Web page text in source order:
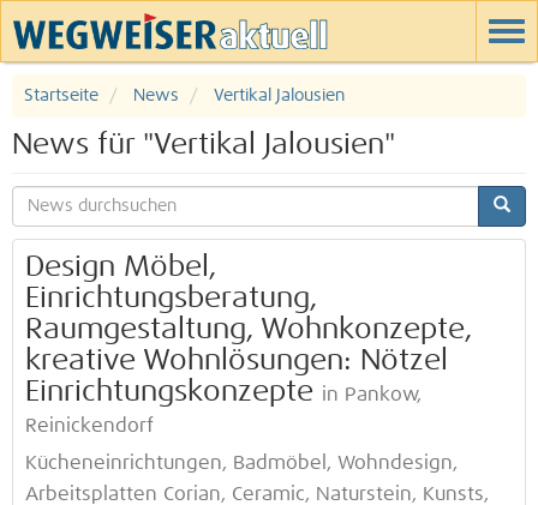
Startseite News Vertikal Jalousien
News für "Vertikal Jalousien"
Design Möbel,
Einrichtungsberatung,
Raumgestaltung, Wohnkonzepte,
kreative Wohnlösungen: Nötzel
Einrichtungskonzepte in Pankow,
Reinickendorf
Kücheneinrichtungen, Badmöbel, Wohndesign,
Arbeitsplatten Corian, Ceramic, Naturstein, Kunsts,